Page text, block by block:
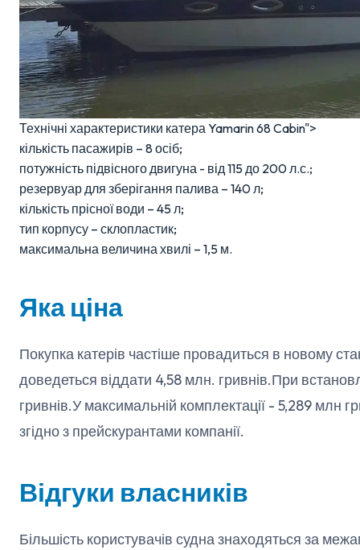
Технічні характеристики катера Yamarin 68 Cabin">
кількість пасажирів – 8 осіб;
потужність підвісного двигуна - від 115 до 200 л.с.;
резервуар для зберігання палива – 140 л;
кількість прісної води – 45 л;
тип корпусу – склопластик;
максимальна величина хвилі – 1,5 м.
Яка ціна
Покупка катерів частіше провадиться в новому
доведеться віддати 4,58 млн. гривнів.При
гривнів.У максимальній комплектації - 5,289 млн
згідно з прейскурантами компанії.
Відгуки власників
Більшість користувачів судна знаходяться за